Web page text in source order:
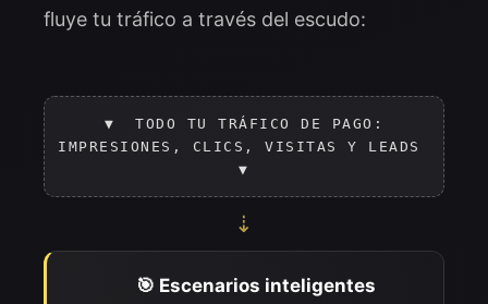
fluye tu tráfico a través del escudo:
▼ TODO TU TRÁFICO DE PAGO:
IMPRESIONES, CLICS, VISITAS Y LEADS
▼
⇣
🎯 Escenarios inteligentes